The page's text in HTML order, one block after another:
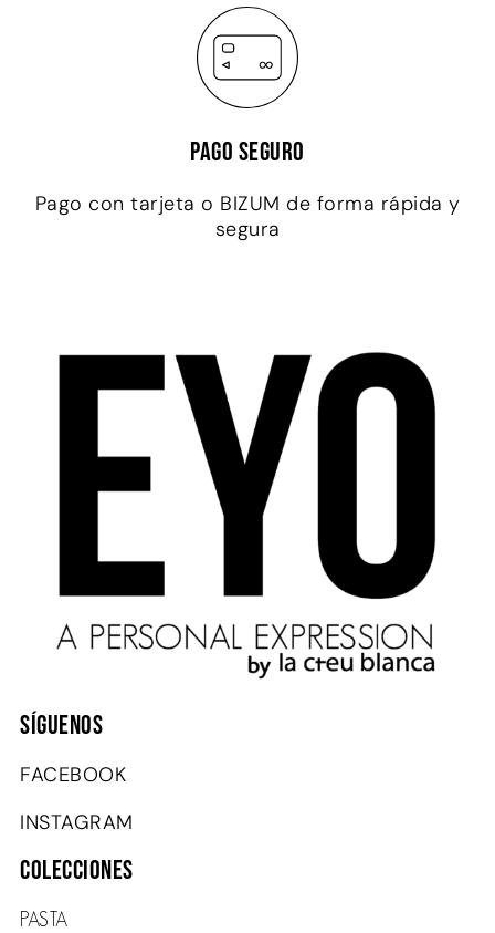
Pago seguro
Pago con tarjeta o BIZUM de forma rápida y
segura
SÍGUENOS
FACEBOOK
INSTAGRAM
COLECCIONES
PASTA